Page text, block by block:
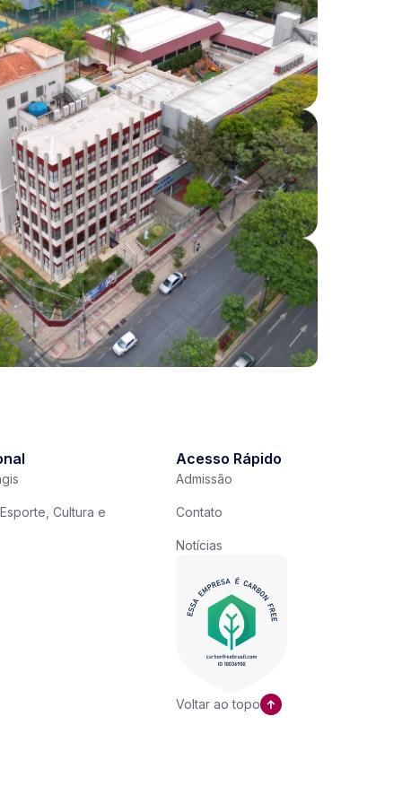
Cultura e
Acesso Rápido
Admissão
Contato
Notícias
Voltar ao topo